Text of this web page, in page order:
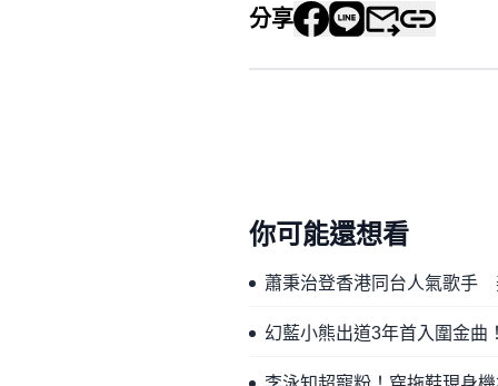
分享
你可能還想看
蕭秉治登香港同台人氣歌手
幻藍小熊出道3年首入圍金